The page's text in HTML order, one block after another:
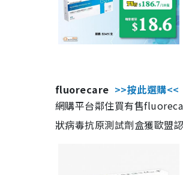
fluorecare >>按此選購<<
網購平台鄰住買有售
狀病毒抗原測試劑盒獲歐盟